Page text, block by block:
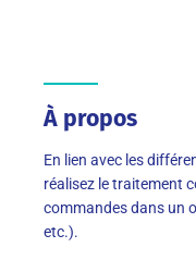
À propos
En lien avec les
réalisez le traitement
commandes dans un
etc.).